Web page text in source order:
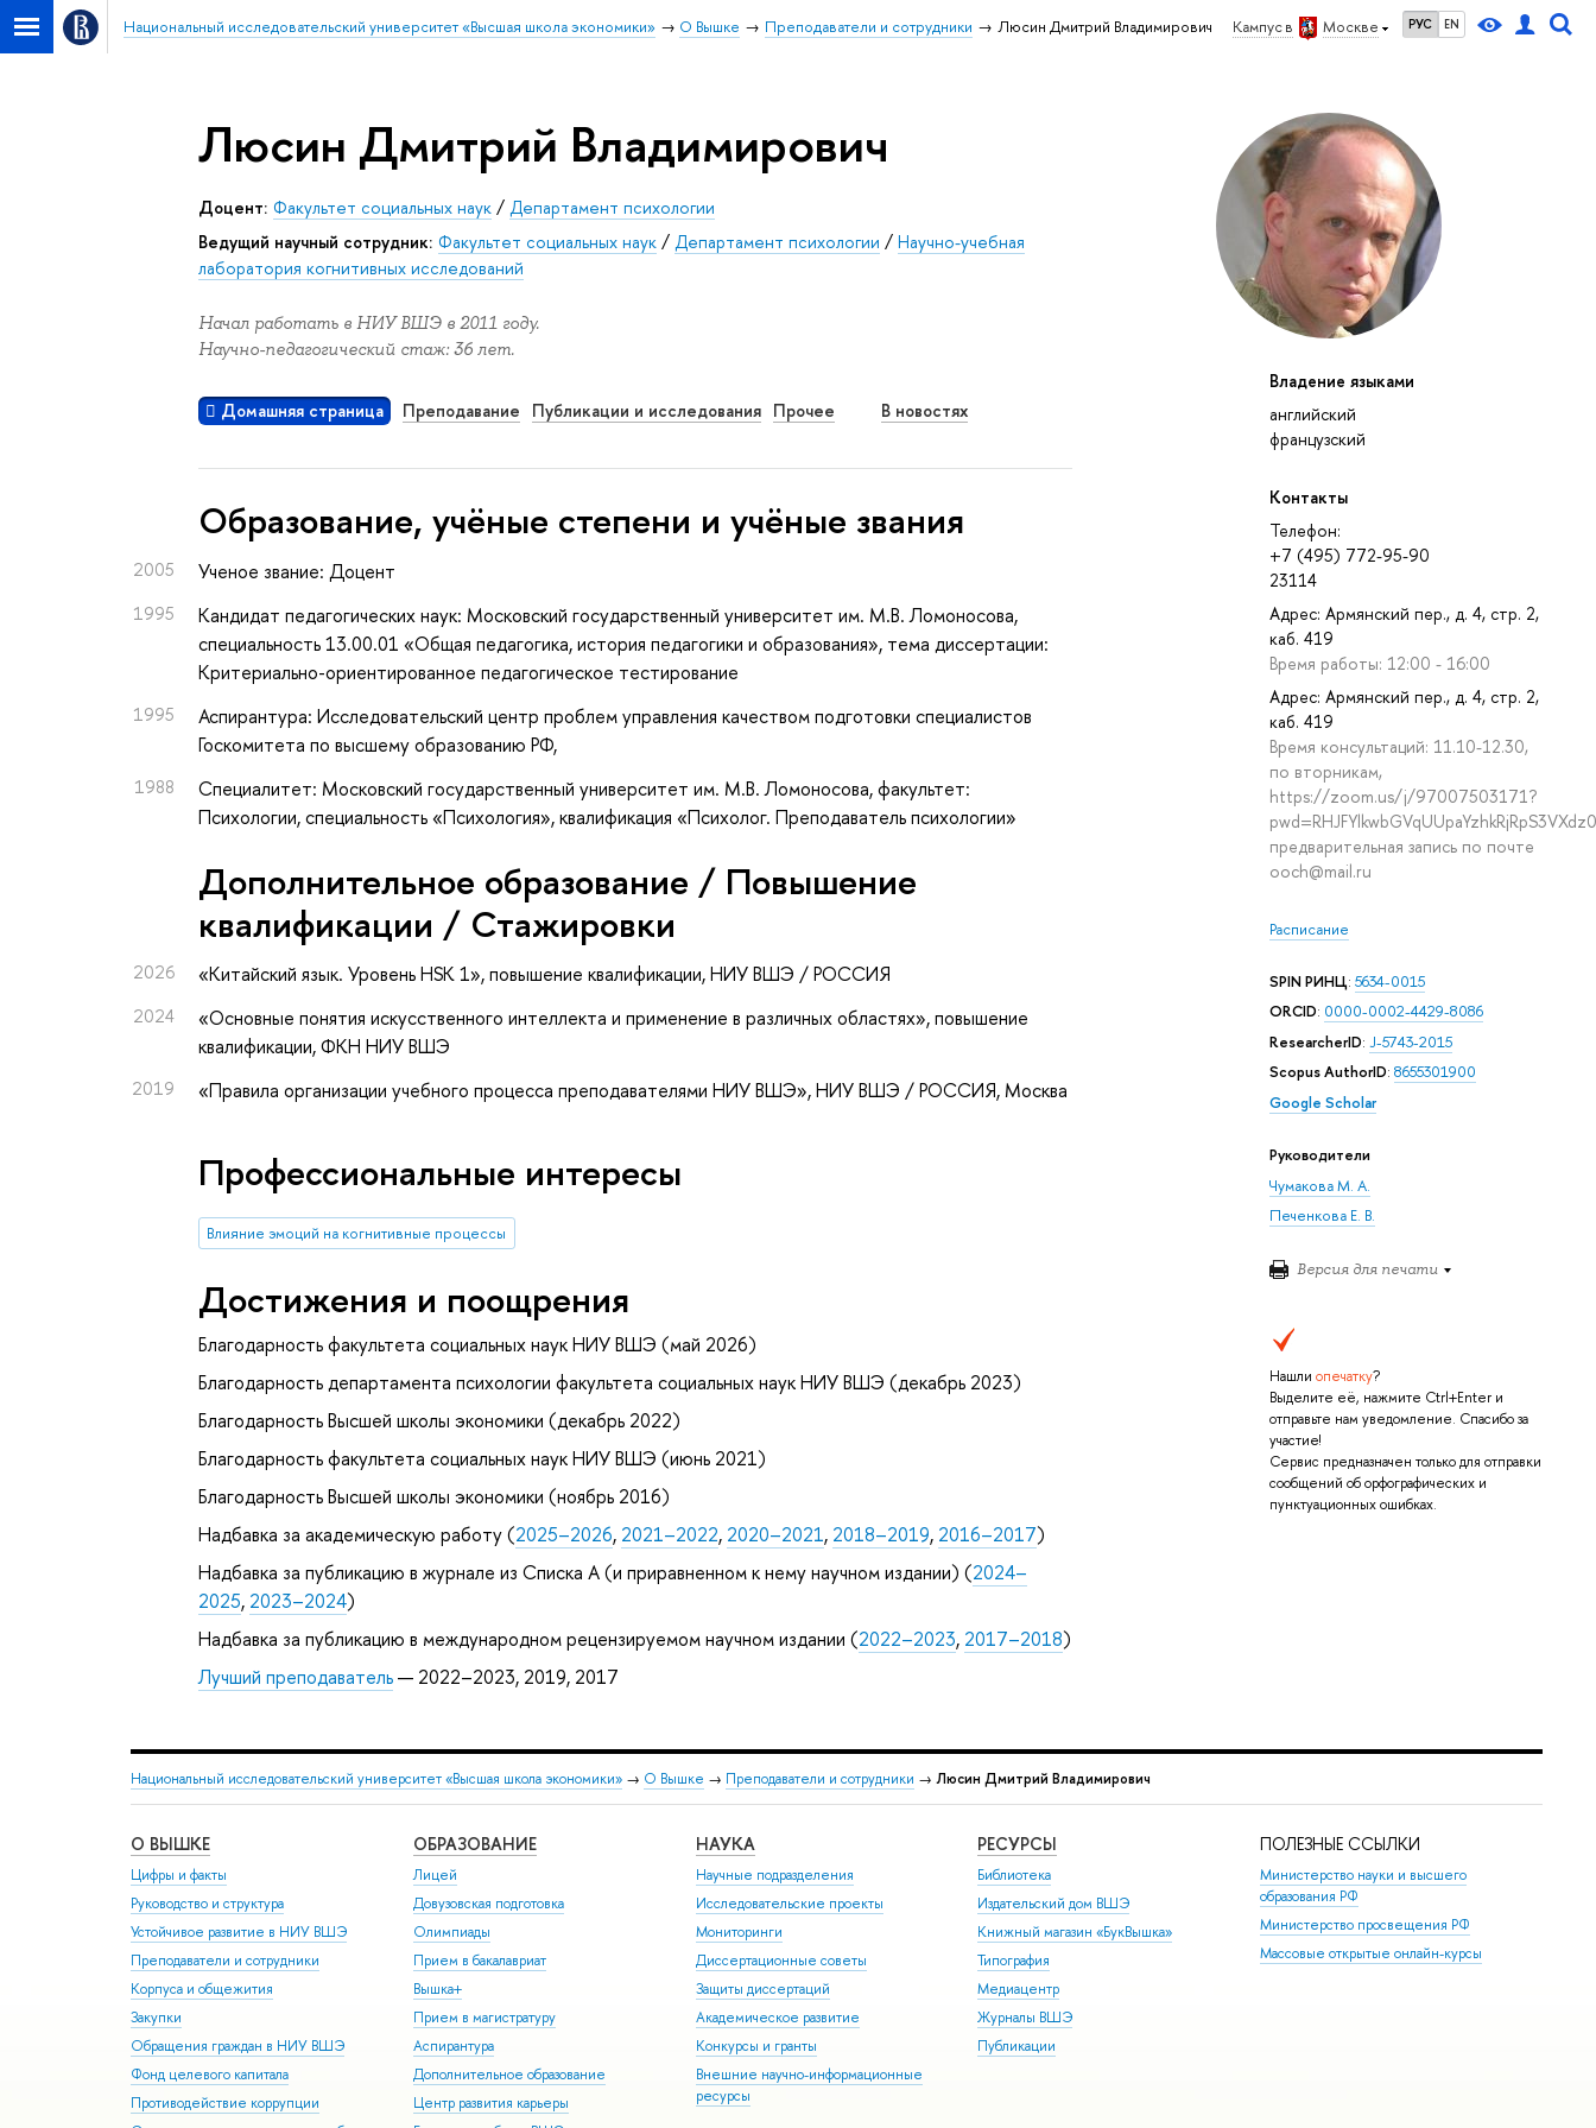
Кампус в Москве РУС EN
Национальный исследовательский университет «Высшая школа экономики» О Вышке Преподаватели и сотрудники Люсин Дмитрий Владимирович
Владение языками
английский
французский
Контакты
Телефон:
+7 (495) 772-95-90
23114
Адрес: Армянский пер., д. 4, стр. 2,
каб. 419
Время работы: 12:00 - 16:00
Адрес: Армянский пер., д. 4, стр. 2,
каб. 419
Время консультаций: 11.10-12.30,
по вторникам,
https://zoom.us/j/97007503171?
предварительная запись по почте
ooch@mail.ru
Расписание
SPIN РИНЦ: 5634-0015
ORCID: 0000-0002-4429-8086
ResearcherID: J-5743-2015
Scopus AuthorID: 8655301900
Google Scholar
Руководители
Чумакова М. А.
Печенкова Е. В.
Версия для печати
Нашли опечатку?
Выделите её, нажмите Ctrl+Enter и
отправьте нам уведомление. Спасибо за
участие!
Сервис предназначен только для отправки
сообщений об орфографических и
пунктуационных ошибках.
Люсин Дмитрий Владимирович
Доцент: Факультет социальных наук / Департамент психологии
Ведущий научный сотрудник: Факультет социальных наук / Департамент психологии /Научно-учебная
лаборатория когнитивных исследований
Начал работать в НИУ ВШЭ в 2011 году.
Научно-педагогический стаж: 36 лет.
Домашняя страница Преподавание Публикации и исследования Прочее В новостях
Oбразование, учёные степени и учёные звания
2005 Ученое звание: Доцент
1995
Кандидат педагогических наук: Московский государственный университет им. М.В. Ломоносова,
специальность 13.00.01 «Общая педагогика, история педагогики и образования», тема диссертации:
Критериально-ориентированное педагогическое тестирование
1995
Аспирантура: Исследовательский центр проблем управления качеством подготовки специалистов
Госкомитета по высшему образованию РФ,
1988
Специалитет: Московский государственный университет им. М.В. Ломоносова, факультет:
Психологии, специальность «Психология», квалификация «Психолог. Преподаватель психологии»
Дополнительное образование / Повышение
квалификации / Стажировки
2026 «Китайский язык. Уровень HSK 1», повышение квалификации, НИУ ВШЭ / РОССИЯ
2024 «Основные понятия искусственного интеллекта и применение в различных областях», повышение
квалификации, ФКН НИУ ВШЭ
2019 «Правила организации учебного процесса преподавателями НИУ ВШЭ», НИУ ВШЭ / РОССИЯ, Москва
Профессиональные интересы
Влияние эмоций на когнитивные процессы
Достижения и поощрения
Благодарность факультета социальных наук НИУ ВШЭ (май 2026)
Благодарность департамента психологии факультета социальных наук НИУ ВШЭ (декабрь 2023)
Благодарность Высшей школы экономики (декабрь 2022)
Благодарность факультета социальных наук НИУ ВШЭ (июнь 2021)
Благодарность Высшей школы экономики (ноябрь 2016)
Надбавка за академическую работу (2025–2026, 2021–2022, 2020–2021, 2018–2019, 2016–2017)
Надбавка за публикацию в журнале из Списка А (и приравненном к нему научном издании) (2024–
2025, 2023–2024)
Надбавка за публикацию в международном рецензируемом научном издании (2022–2023, 2017–2018)
Лучший преподаватель— 2022–2023, 2019, 2017
Национальный исследовательский университет «Высшая школа экономики» → О Вышке → Преподаватели и сотрудники → Люсин Дмитрий Владимирович
О ВЫШКЕ
Цифры и факты
Руководство и структура
Устойчивое развитие в НИУ ВШЭ
Преподаватели и сотрудники
Корпуса и общежития
Закупки
Обращения граждан в НИУ ВШЭ
Фонд целевого капитала
Противодействие коррупции
ОБРАЗОВАНИЕ
Лицей
Довузовская подготовка
Олимпиады
Прием в бакалавриат
Вышка+
Прием в магистратуру
Аспирантура
Дополнительное образование
Центр развития карьеры
НАУКА
Научные подразделения
Исследовательские проекты
Мониторинги
Диссертационные советы
Защиты диссертаций
Академическое развитие
Конкурсы и гранты
Внешние научно-информационные
ресурсы
РЕСУРСЫ
Библиотека
Издательский дом ВШЭ
Книжный магазин «БукВышка»
Типография
Медиацентр
Журналы ВШЭ
Публикации
ПОЛЕЗНЫЕ ССЫЛКИ
Министерство науки и высшего
образования РФ
Министерство просвещения РФ
Массовые открытые онлайн-курсы